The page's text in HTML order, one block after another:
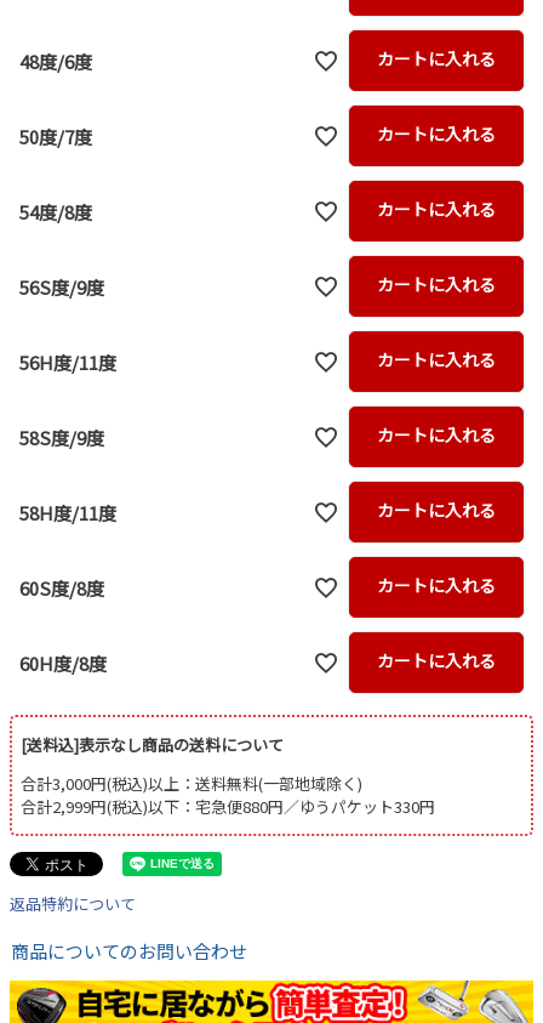
48度/6度 カートに入れる
50度/7度 カートに入れる
54度/8度 カートに入れる
56S度/9度 カートに入れる
56H度/11度 カートに入れる
58S度/9度 カートに入れる
58H度/11度 カートに入れる
60S度/8度 カートに入れる
60H度/8度 カートに入れる
[送料込]表示なし商品の送料について
合計3,000円(税込)以上：送料無料(一部地域除く)
合計2,999円(税込)以下：宅急便880円／ゆうパケット330円
返品特約について
商品についてのお問い合わせ